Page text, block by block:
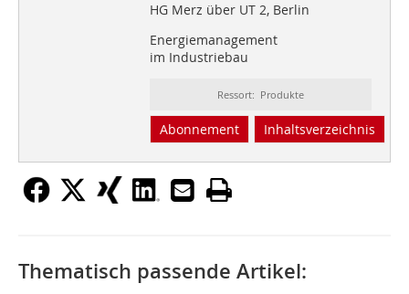
HG Merz über UT 2, Berlin
Energiemanagement
im Industriebau
Ressort: Produkte
Abonnement Inhaltsverzeichnis
Thematisch passende Artikel: